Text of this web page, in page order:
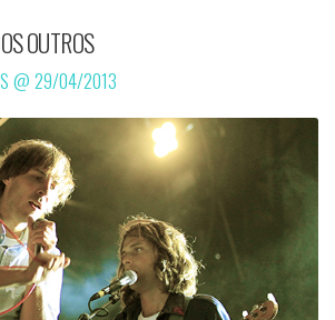
OUTROS
@29/04/2013